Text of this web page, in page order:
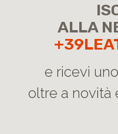
ALLA
e ricevi
oltre a novità